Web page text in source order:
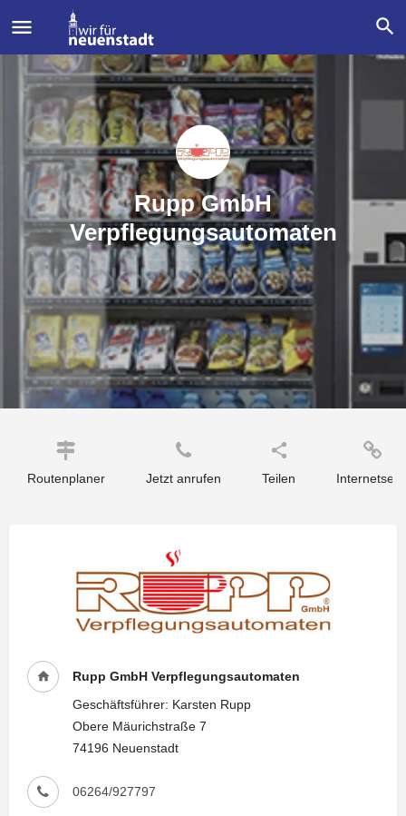
Rupp GmbH
Verpflegungsautomaten
Routenplaner Jetzt anrufen Teilen
Rupp GmbH Verpflegungsautomaten
Geschäftsführer: Karsten Rupp
Obere Mäurichstraße 7
74196 Neuenstadt
06264/927797